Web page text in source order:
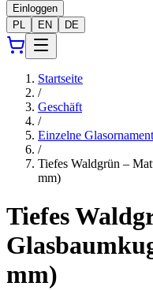
Einloggen
PL
EN DE
Startseite
/
Geschäft
/
Einzelne
/
Tiefes Waldgrün –
mm)
Tiefes
mm)